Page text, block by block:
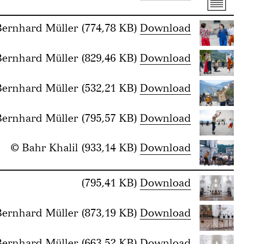
Müller (774,78 KB) Download
Müller (829,46 KB) Download
Müller (532,21 KB) Download
Müller (795,57 KB) Download
© Bahr Khalil (933,14 KB) Download
(795,41 KB) Download
Müller (873,19 KB) Download